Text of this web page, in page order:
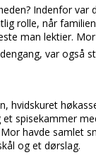
Indenfor
rolle, når
man lektier.
var også
hvidskuret
spisekammer
havde samlet
og et dørslag.